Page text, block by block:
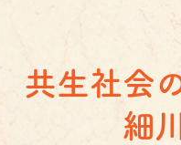
共生社
細